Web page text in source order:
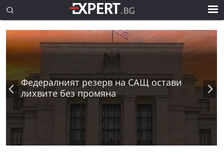
Федералният резерв на САЩ остави
лихвите без промяна